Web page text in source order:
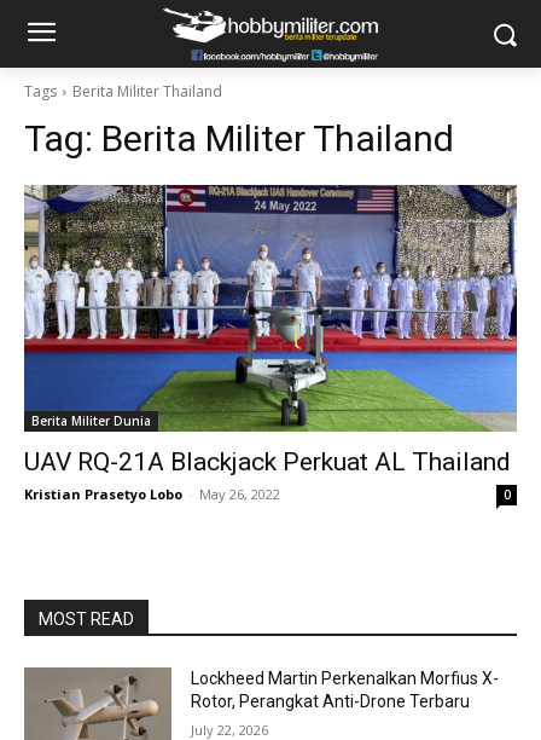
Tags Berita Militer Thailand
Tag: Berita Militer Thailand
Berita Militer Dunia
UAV RQ-21A Blackjack Perkuat AL Thailand
Kristian Prasetyo Lobo - May 26, 2022 0
MOST READ
Lockheed Martin Perkenalkan Morfius X-
Rotor, Perangkat Anti-Drone Terbaru
July 22, 2026